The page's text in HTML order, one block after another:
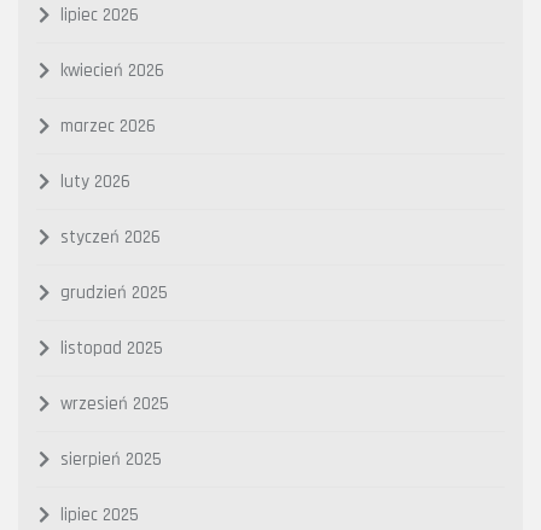
lipiec 2026
kwiecień 2026
marzec 2026
luty 2026
styczeń 2026
grudzień 2025
listopad 2025
wrzesień 2025
sierpień 2025
lipiec 2025